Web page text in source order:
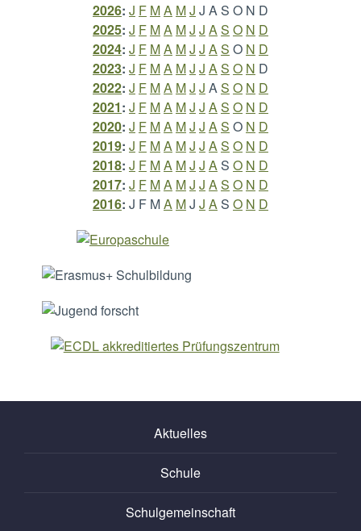
2026: J F MA MJ J AS O N D
2025: J F MA MJ J AS O N D
2024: J F MA MJ J AS O N D
2023: J F MA MJ J AS O N D
2022: J F MA MJ J AS O N D
2021: J F MA MJ J AS O N D
2020: J F MA MJ J AS O N D
2019: J F MA MJ J AS O N D
2018: J F MA MJ J AS O N D
2017: J F MA MJ J AS O N D
2016: J F MA MJ J AS O N D
Aktuelles
Schule
Schulgemeinschaft